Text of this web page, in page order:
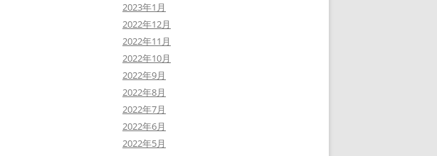
2023年1月
2022年12月
2022年11月
2022年10月
2022年9月
2022年8月
2022年7月
2022年6月
2022年5月